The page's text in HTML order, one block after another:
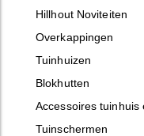
Hillhout Noviteiten
Overkappingen
Tuinhuizen
Blokhutten
Accessoires tuinhuis
Tuinschermen